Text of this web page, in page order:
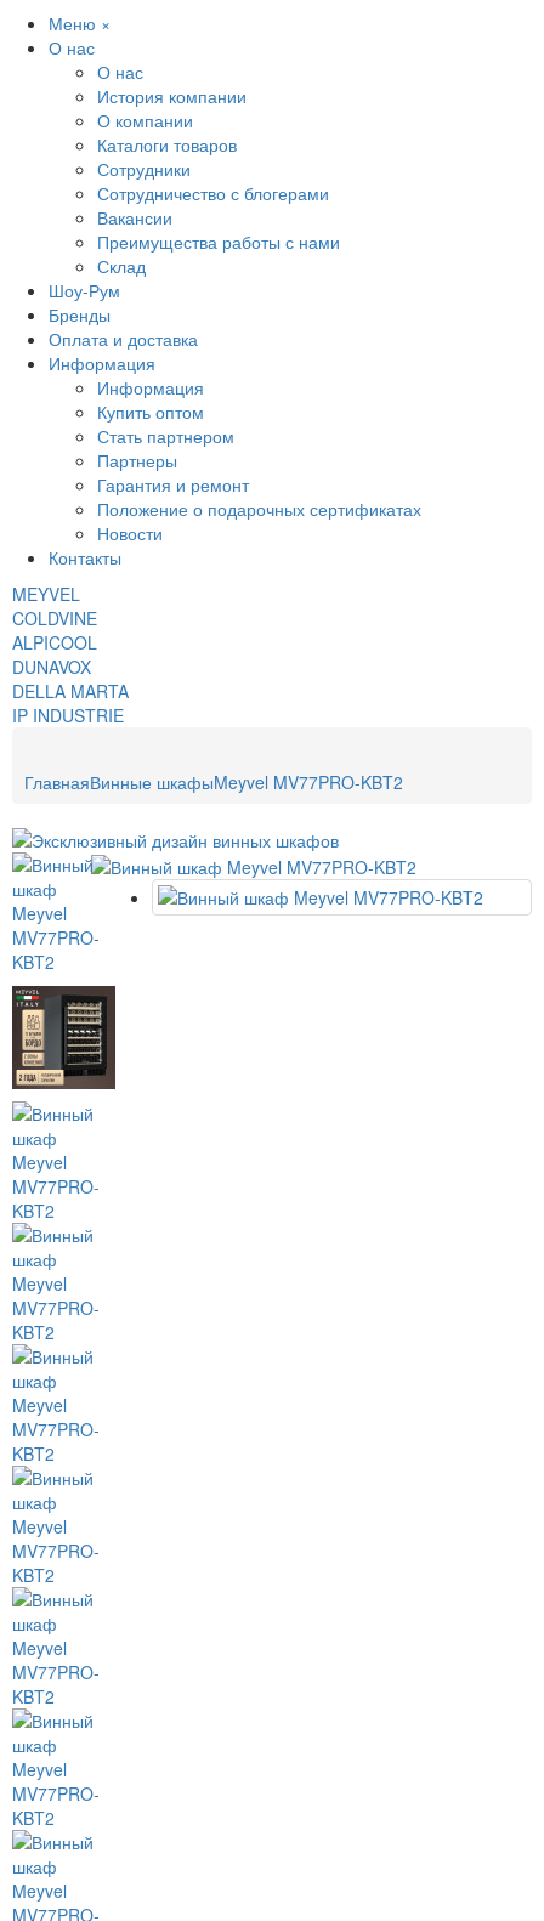
Меню ×
О нас
О нас
История компании
О компании
Каталоги товаров
Сотрудники
Сотрудничество с блогерами
Вакансии
Преимущества работы с нами
Склад
Шоу-Рум
Бренды
Оплата и доставка
Информация
Информация
Купить оптом
Стать партнером
Партнеры
Гарантия и ремонт
Положение о подарочных сертификатах
Новости
Контакты
MEYVEL
COLDVINE
ALPICOOL
DUNAVOX
DELLA MARTA
IP INDUSTRIE
ГлавнаяВинные шкафыMeyvel MV77PRO-KBT2